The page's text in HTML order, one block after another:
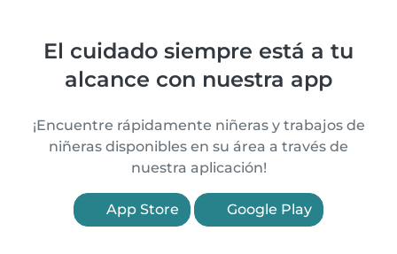
El cuidado siempre está a tu
alcance con nuestra app
¡Encuentre rápidamente niñeras y trabajos de
niñeras disponibles en su área a través de
nuestra aplicación!
App Store Google Play